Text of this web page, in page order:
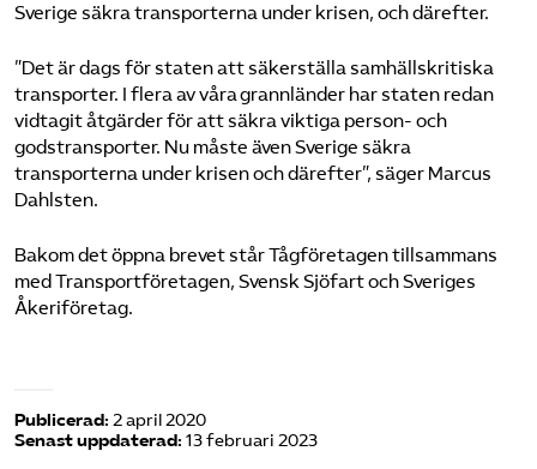
Sverige säkra transporterna under krisen, och därefter.
”Det är dags för staten att säkerställa samhällskritiska
transporter. I flera av våra grannländer har staten redan
vidtagit åtgärder för att säkra viktiga person- och
godstransporter. Nu måste även Sverige säkra
transporterna under krisen och därefter”, säger Marcus
Dahlsten.
Bakom det öppna brevet står Tågföretagen tillsammans
med Transportföretagen, Svensk Sjöfart och Sveriges
Åkeriföretag.
Publicerad: 2 april 2020
Senast uppdaterad: 13 februari 2023